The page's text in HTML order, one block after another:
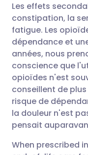
Les effets
constipation, la
fatigue. Les
dépendance et
années, nous
conscience que
opioïdes n'est
conseillent de
risque de
la douleur n'est
pensait
When prescribed